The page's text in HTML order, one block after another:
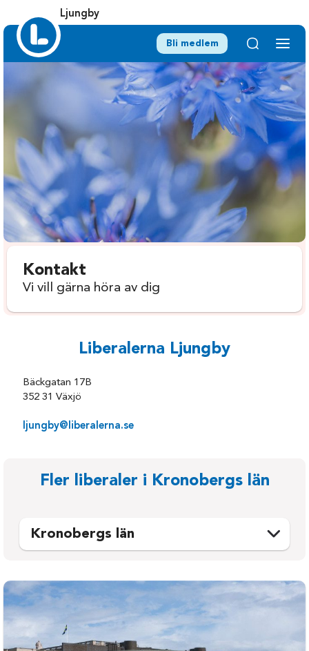
Ljungby
Bli medlem
Kontakt
Vi vill gärna höra av dig
Liberalerna Ljungby
Bäckgatan 17B
352 31 Växjö
ljungby@liberalerna.se
Fler liberaler i Kronobergs län
Kronobergs län
Lessebo
Ljungby
Markaryd
Uppvidinge
Älmhult